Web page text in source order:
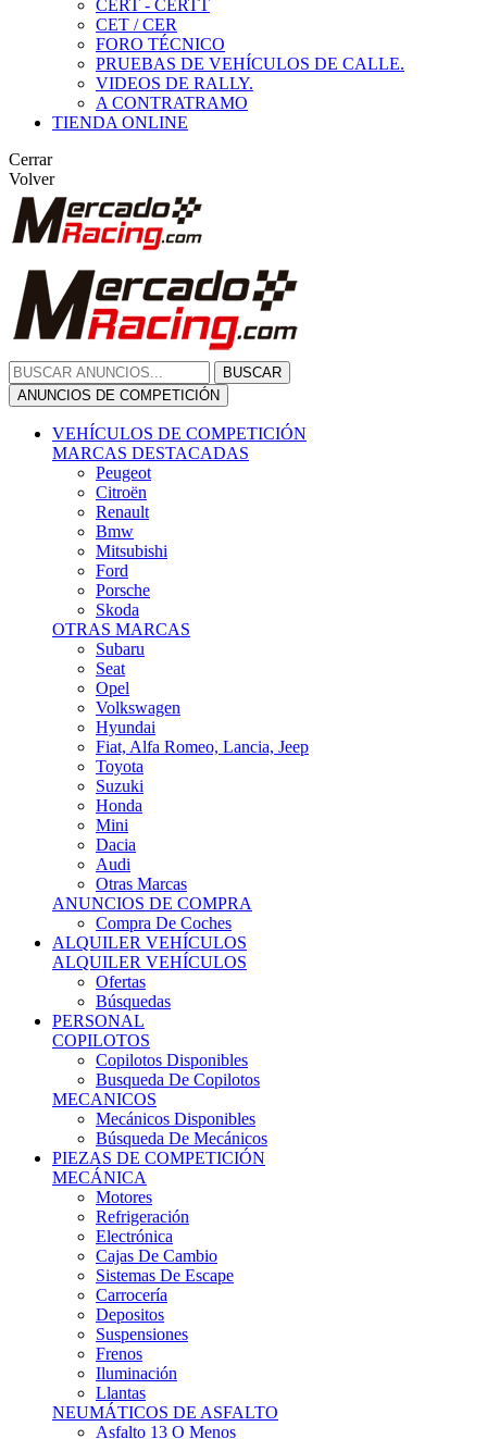
CERT - CERTT
CET / CER
FORO TÉCNICO
PRUEBAS DE VEHÍCULOS DE CALLE.
VIDEOS DE RALLY.
A CONTRATRAMO
TIENDA ONLINE
Cerrar
Volver
BUSCAR
ANUNCIOS DE COMPETICIÓN
VEHÍCULOS DE COMPETICIÓN
MARCAS DESTACADAS
Peugeot
Citroën
Renault
Bmw
Mitsubishi
Ford
Porsche
Skoda
OTRAS MARCAS
Subaru
Seat
Opel
Volkswagen
Hyundai
Fiat, Alfa Romeo, Lancia, Jeep
Toyota
Suzuki
Honda
Mini
Dacia
Audi
Otras Marcas
ANUNCIOS DE COMPRA
Compra De Coches
ALQUILER VEHÍCULOS
ALQUILER VEHÍCULOS
Ofertas
Búsquedas
PERSONAL
COPILOTOS
Copilotos Disponibles
Busqueda De Copilotos
MECANICOS
Mecánicos Disponibles
Búsqueda De Mecánicos
PIEZAS DE COMPETICIÓN
MECÁNICA
Motores
Refrigeración
Electrónica
Cajas De Cambio
Sistemas De Escape
Carrocería
Depositos
Suspensiones
Frenos
Iluminación
Llantas
NEUMÁTICOS DE ASFALTO
Asfalto 13 O Menos